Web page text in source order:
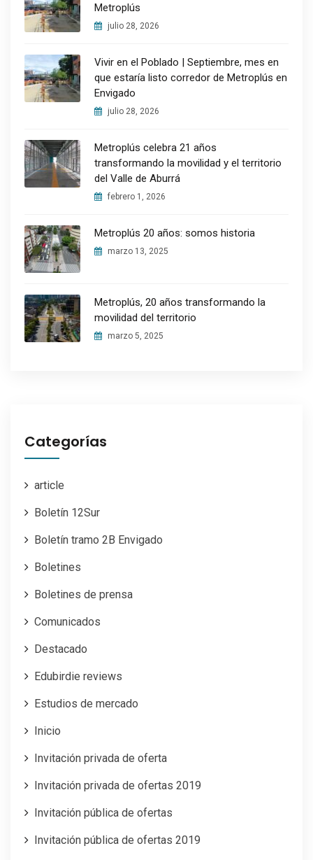
Metroplús
julio 28, 2026
Vivir en el Poblado | Septiembre, mes en
que estaría listo corredor de Metroplús en
Envigado
julio 28, 2026
Metroplús celebra 21 años
transformando la movilidad y el territorio
del Valle de Aburrá
febrero 1, 2026
Metroplús 20 años: somos historia
marzo 13, 2025
Metroplús, 20 años transformando la
movilidad del territorio
marzo 5, 2025
Categorías
article
Boletín 12Sur
Boletín tramo 2B Envigado
Boletines
Boletines de prensa
Comunicados
Destacado
Edubirdie reviews
Estudios de mercado
Inicio
Invitación privada de oferta
Invitación privada de ofertas 2019
Invitación pública de ofertas
Invitación pública de ofertas 2019